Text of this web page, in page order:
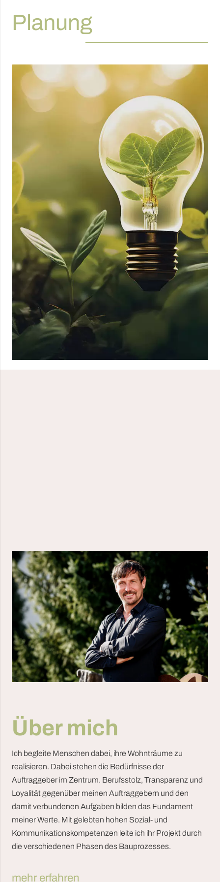
Planung
Über mich
Ich begleite Menschen dabei, ihre Wohnträume zu
realisieren. Dabei stehen die Bedürfnisse der
Auftraggeber im Zentrum. Berufsstolz, Transparenz und
Loyalität gegenüber meinen Auftraggebern und den
damit verbundenen Aufgaben bilden das Fundament
meiner Werte. Mit gelebten hohen Sozial- und
Kommunikationskompetenzen leite ich ihr Projekt durch
die verschiedenen Phasen des Bauprozesses.
mehr erfahren